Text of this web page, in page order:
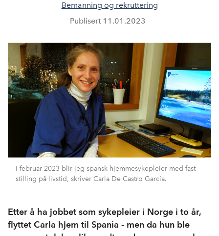
Bemanning og rekruttering
Publisert 11.01.2023
I februar 2023 blir jeg spansk hjemmesykepleier med fast
stilling på livstid, skriver Carla De Castro García.
Etter å ha jobbet som sykepleier i Norge i to år,
flyttet Carla hjem til Spania - men da hun ble